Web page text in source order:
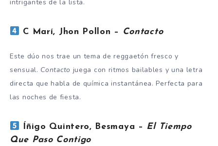
intrigantes de la lista.
C Marí, Jhon Pollon – Contacto
Este dúo nos trae un tema de reggaetón fresco y
sensual. Contacto juega con ritmos bailables y una letra
directa que habla de química instantánea. Perfecta para
las noches de fiesta.
Íñigo Quintero, Besmaya – El Tiempo
Que Paso Contigo